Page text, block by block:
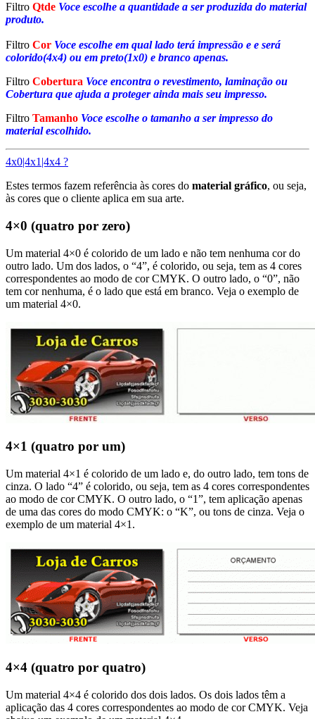
Filtro Qtde Voce escolhe a quantidade a ser produzida do material
produto.
Filtro Cor Voce escolhe em qual lado terá impressão e e será
colorido(4x4) ou em preto(1x0) e branco apenas.
Filtro Cobertura Voce encontra o revestimento, laminação ou
Cobertura que ajuda a proteger ainda mais seu impresso.
Filtro Tamanho Voce escolhe o tamanho a ser impresso do
material escolhido.
4x0|4x1|4x4 ?
Estes termos fazem referência às cores do material gráfico, ou seja,
às cores que o cliente aplica em sua arte.
4×0 (quatro por zero)
Um material 4×0 é colorido de um lado e não tem nenhuma cor do
outro lado. Um dos lados, o “4”, é colorido, ou seja, tem as 4 cores
correspondentes ao modo de cor CMYK. O outro lado, o “0”, não
tem cor nenhuma, é o lado que está em branco. Veja o exemplo de
um material 4×0.
4×1 (quatro por um)
Um material 4×1 é colorido de um lado e, do outro lado, tem tons de
cinza. O lado “4” é colorido, ou seja, tem as 4 cores correspondentes
ao modo de cor CMYK. O outro lado, o “1”, tem aplicação apenas
de uma das cores do modo CMYK: o “K”, ou tons de cinza. Veja o
exemplo de um material 4×1.
4×4 (quatro por quatro)
Um material 4×4 é colorido dos dois lados. Os dois lados têm a
aplicação das 4 cores correspondentes ao modo de cor CMYK. Veja